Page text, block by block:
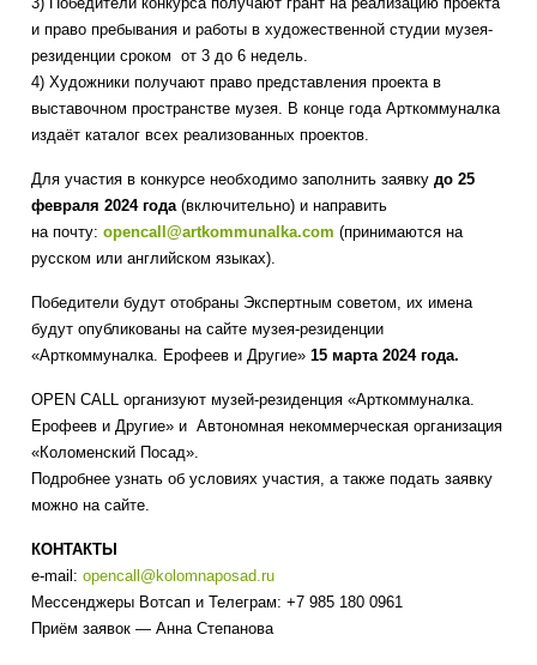
и право пребывания и работы в художественной студии музея-
резиденции сроком от 3 до 6 недель.
4) Художники получают право представления проекта в
выставочном пространстве музея. В конце года Арткоммуналка
издаёт каталог всех реализованных проектов.
Для участия в конкурсе необходимо заполнить заявкудо 25
февраля 2024 года(включительно) и направить
на почту:opencall@artkommunalka.com (принимаются на
русском или английском языках).
Победители будут отобраны Экспертным советом, их имена
будут опубликованы на сайте музея-резиденции
«Арткоммуналка. Ерофеев и Другие»15 марта 2024 года.
OPEN CALL организуют музей-резиденция «Арткоммуналка.
Ерофеев и Другие» и Автономная некоммерческая организация
«Коломенский Посад».
Подробнее узнать об условиях участия, а также подать заявку
можно на сайте.
КОНТАКТЫ
e-mail:opencall@kolomnaposad.ru
Мессенджеры Вотсап и Телеграм: +7 985 180 0961
Приём заявок — Анна Степанова